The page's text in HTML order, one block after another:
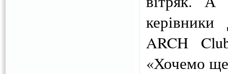
керівники
ARCH
«Хочемо